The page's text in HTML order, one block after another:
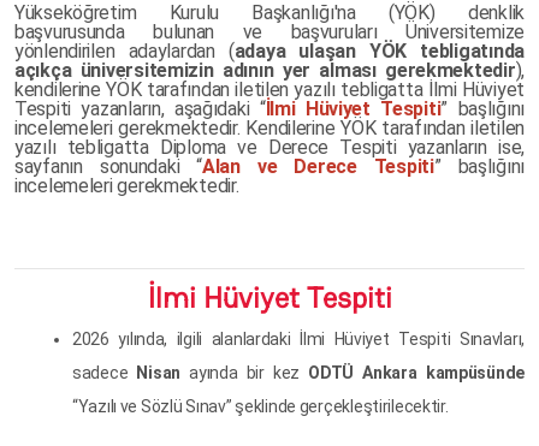
Yükseköğretim Kurulu Başkanlığı'na (YÖK) denklik
başvurusunda bulunan ve başvuruları Üniversitemize
yönlendirilen adaylardan (adaya ulaşan YÖK tebligatında
açıkça üniversitemizin adının yer alması gerekmektedir),
kendilerine YÖK tarafından iletilen yazılı tebligatta İlmi Hüviyet
Tespiti yazanların, aşağıdaki “İlmi Hüviyet Tespiti” başlığını
incelemeleri gerekmektedir. Kendilerine YÖK tarafından iletilen
yazılı tebligatta Diploma ve Derece Tespiti yazanların ise,
sayfanın sonundaki “Alan ve Derece Tespiti” başlığını
incelemeleri gerekmektedir.
İlmi Hüviyet Tespiti
2026 yılında, ilgili alanlardaki İlmi Hüviyet Tespiti Sınavları,
sadece
Nisan ayında bir kez ODTÜ Ankara kampüsünde
“Yazılı ve Sözlü Sınav” şeklinde gerçekleştirilecektir.